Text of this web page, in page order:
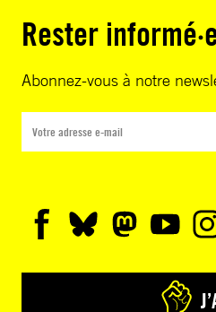
Rester
Abonnez-vous à notre